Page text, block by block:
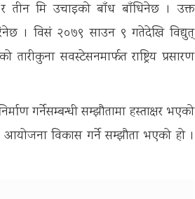
तीन मि उचाइको बाँध बाँधिनेछ । उक्त
। विसं २०७९ साउन ९ गतेदेखि विद्युत्
सवस्टेसनमार्फत राष्ट्रिय प्रसारण
गर्नेसम्बन्धी सम्झौतामा हस्ताक्षर भएको
आयोजना विकास गर्ने सम्झौता भएको हो ।